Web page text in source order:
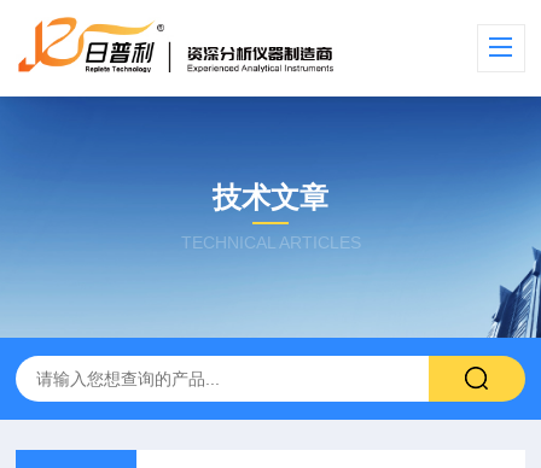
技术文章
TECHNICAL ARTICLES